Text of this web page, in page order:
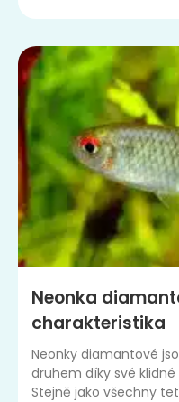
Neonka
charakteristika
Neonky diamantové
druhem díky své
Stejně jako všechny